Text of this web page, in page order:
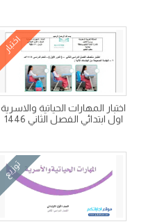
اختبار
اختبار المهارات الحياتية والاسرية
اول ابتدائي الفصل الثاني 1446
توزيع